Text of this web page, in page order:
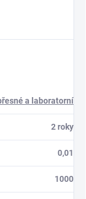
a laboratorní
2 roky
0,01
1000